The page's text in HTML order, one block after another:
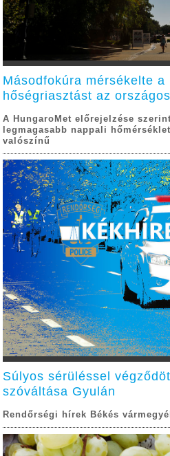
Másodfokúra mérsékelte a
hőségriasztást az
A HungaroMet előrejelzése
legmagasabb nappali
valószínű
Súlyos sérüléssel
szóváltása Gyulán
Rendőrségi hírek Békés